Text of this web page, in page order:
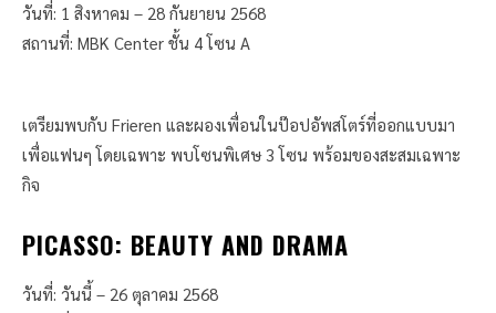
วันที่: 1 สิงหาคม – 28 กันยายน 2568
สถานที่: MBK Center ชั้น 4 โซน A
เตรียมพบกับ Frieren และผองเพื่อนในป๊อปอัพสโตร์ที่ออกแบบมา
เพื่อแฟนๆ โดยเฉพาะ พบโซนพิเศษ 3 โซน พร้อมของสะสมเฉพาะ
กิจ
PICASSO: BEAUTY AND DRAMA
วันที่: วันนี้ – 26 ตุลาคม 2568